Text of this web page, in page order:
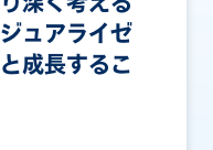
ュアライゼ
成長するこ